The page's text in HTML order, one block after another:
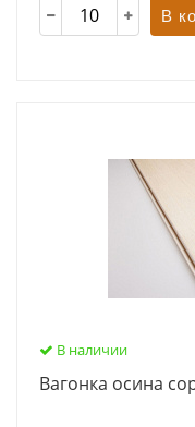
В
В наличии
Вагонка осина